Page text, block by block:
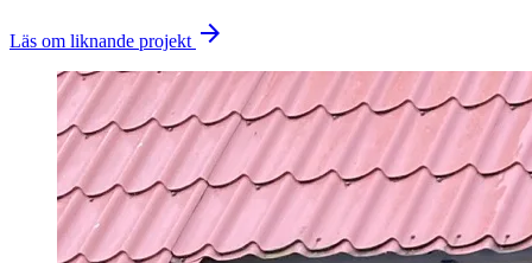
Läs om liknande projekt arrow_forward